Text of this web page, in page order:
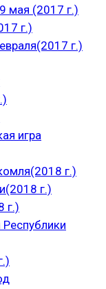
мая (2017 г.)
г.)
г.)
игра
г.)
г.)
г.)